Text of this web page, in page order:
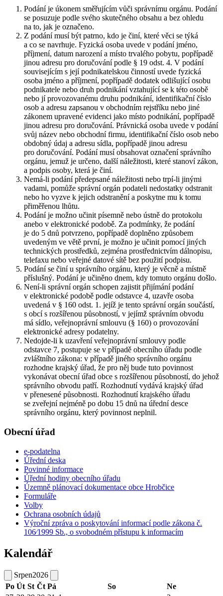
Podání je úkonem směřujícím vůči správnímu orgánu. Podání
se posuzuje podle svého skutečného obsahu a bez ohledu
na to, jak je označeno.
Z podání musí být patrno, kdo je činí, které věci se týká
a co se navrhuje. Fyzická osoba uvede v podání jméno,
příjmení, datum narození a místo trvalého pobytu, popřípadě
jinou adresu pro doručování podle § 19 odst. 4. V podání
souvisejícím s její podnikatelskou činností uvede fyzická
osoba jméno a příjmení, popřípadě dodatek odlišující osobu
podnikatele nebo druh podnikání vztahující se k této osobě
nebo jí provozovanému druhu podnikání, identifikační číslo
osob a adresu zapsanou v obchodním rejstříku nebo jiné
zákonem upravené evidenci jako místo podnikání, popřípadě
jinou adresu pro doručování. Právnická osoba uvede v podání
svůj název nebo obchodní firmu, identifikační číslo osob nebo
obdobný údaj a adresu sídla, popřípadě jinou adresu
pro doručování. Podání musí obsahovat označení správního
orgánu, jemuž je určeno, další náležitosti, které stanoví zákon,
a podpis osoby, která je činí.
Nemá-li podání předepsané náležitosti nebo trpí-li jinými
vadami, pomůže správní orgán podateli nedostatky odstranit
nebo ho vyzve k jejich odstranění a poskytne mu k tomu
přiměřenou lhůtu.
Podání je možno učinit písemně nebo ústně do protokolu
anebo v elektronické podobě. Za podmínky, že podání
je do 5 dnů potvrzeno, popřípadě doplněno způsobem
uvedeným ve větě první, je možno je učinit pomocí jiných
technických prostředků, zejména prostřednictvím dálnopisu,
telefaxu nebo veřejné datové sítě bez použití podpisu.
Podání se činí u správního orgánu, který je věcně a místně
příslušný. Podání je učiněno dnem, kdy tomuto orgánu došlo.
Není-li správní orgán schopen zajistit přijímání podání
v elektronické podobě podle odstavce 4, uzavře osoba
uvedená v § 160 odst. 1. jejíž je tento správní orgán součástí,
s obcí s rozšířenou působností, v jejímž správním obvodu
má sídlo, veřejnoprávní smlouvu (§ 160) o provozování
elektronické adresy podatelny.
Nedojde-li k uzavření veřejnoprávní smlouvy podle
odstavce 7, postupuje se v případě obecního úřadu podle
zvláštního zákona: v případě jiného správního orgánu
rozhodne krajský úřad, že pro něj bude tuto povinnost
vykonávat obecní úřad obce s rozšířenou působností, do jehož
správního obvodu patří. Rozhodnutí vydává krajský úřad
v přenesené působnosti. Rozhodnutí krajského úřadu
se zveřejní nejméně po dobu 15 dnů na úřední desce
správního orgánu, který povinnost neplnil.
Obecní úřad
e-podatelna
Úřední deska
Povinné informace
Úřední hodiny obecního úřadu
Územně plánovací dokumentace obce Hrobčice
Formuláře
Volby
Ochrana osobních údajů
Výroční zpráva o poskytování informací podle zákona č.
106⁄1999 Sb., o svobodném přístupu k informacím
Kalendář
Srpen2026
Po Út St Čt Pá So
Ne